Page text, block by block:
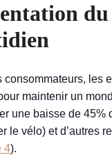
du
consommateurs, les
maintenir un
une baisse de 45%
le vélo) et d’autres
4).